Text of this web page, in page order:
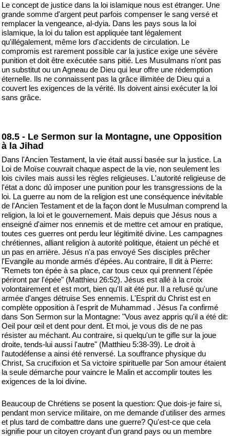
Le concept de justice dans la loi islamique nous est étranger. Une
grande somme d'argent peut parfois compenser le sang versé et
remplacer la vengeance, al-dyia. Dans les pays sous la loi
islamique, la loi du talion est appliquée tant légalement
qu'illégalement, même lors d'accidents de circulation. Le
compromis est rarement possible car la justice exige une sévère
punition et doit être exécutée sans pitié. Les Musulmans n'ont pas
un substitut ou un Agneau de Dieu qui leur offre une rédemption
éternelle. Ils ne connaissent pas la grâce illimitée de Dieu qui a
couvert les exigences de la vérité. Ils doivent ainsi exécuter la loi
sans grâce.
08.5 - Le Sermon sur la Montagne, une Opposition
à la Jihad
Dans l'Ancien Testament, la vie était aussi basée sur la justice. La
Loi de Moïse couvrait chaque aspect de la vie, non seulement les
lois civiles mais aussi les règles religieuses. L'autorité religieuse de
l'état a donc dû imposer une punition pour les transgressions de la
loi. La guerre au nom de la religion est une conséquence inévitable
de l'Ancien Testament et de la façon dont le Musulman comprend la
religion, la loi et le gouvernement. Mais depuis que Jésus nous a
enseigné d'aimer nos ennemis et de mettre cet amour en pratique,
toutes ces guerres ont perdu leur légitimité divine. Les campagnes
chrétiennes, alliant religion à autorité politique, étaient un péché et
un pas en arrière. Jésus n'a pas envoyé Ses disciples prêcher
l'Evangile au monde armés d'épées. Au contraire, Il dit à Pierre:
"Remets ton épée à sa place, car tous ceux qui prennent l'épée
périront par l'épée" (Matthieu 26:52). Jésus est allé à la croix
volontairement et est mort, bien qu'Il ait été pur. Il a refusé qu'une
armée d'anges détruise Ses ennemis. L'Esprit du Christ est en
complète opposition à l'esprit de Muhammad . Jésus l'a confirmé
dans Son Sermon sur la Montagne: "Vous avez appris qu'il a été dit:
Oeil pour œil et dent pour dent. Et moi, je vous dis de ne pas
résister au méchant. Au contraire, si quelqu'un te gifle sur la joue
droite, tends-lui aussi l'autre" (Matthieu 5:38-39). Le droit à
l'autodéfense a ainsi été renversé. La souffrance physique du
Christ, Sa crucifixion et Sa victoire spirituelle par Son amour étaient
la seule démarche pour vaincre le Malin et accomplir toutes les
exigences de la loi divine.
Beaucoup de Chrétiens se posent la question: Que dois-je faire si,
pendant mon service militaire, on me demande d'utiliser des armes
et plus tard de combattre dans une guerre? Qu'est-ce que cela
signifie pour un citoyen croyant d'un grand pays ou un membre